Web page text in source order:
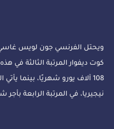
ويحتل الفرنسي جون لويس
كوت ديفوار المرتبة الثالثة في
108 آلاف يورو شهريًا، بينما
نيجيريا، في المرتبة الرابعة بأجر شهري